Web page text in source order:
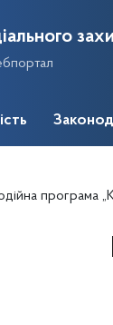
програма